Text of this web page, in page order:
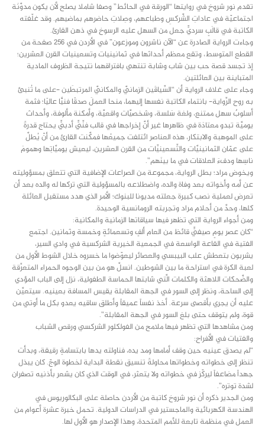
تقدم نور شروخ في روايتها “الورقة في الحائط” وصفا شاملا يصلح لأن يكون مدوَّنَة
اجتماعيّة في عاداتِ الشَّركسِ وطباعهم، وصِلاتِ حاضرهم بماضيهم. وقد غلّفته
الكاتبة في قالَبٍ سرديٍّ جعل من السهل عليه الرسوخ في ذهن القارئ.
وجاءت الرواية الصادرة عن “الآن ناشرون وموزعون” في الأردن في 256 صفحة من
القطع المتوسط، وتقع معظم أحداثها في ثمانينيات وتسعينيات القرن العشرين؛
إذ تجسد قصة حب بين شاب وشابة تنتهي بافتراقهما نتيجة الظروف المادية
المتباينة بين العائلتين.
وجاء على غلاف الرواية أن “السِّياقَين الزمانيَّ والمكانيَّ المرتبطَين -على ما تُنبئ
به روح الرِّواية- بانتماء الكاتبة نفسها إليهما، منحا العملَ صدقًا فنيًّا عاليًا؛ فثمة
أسلوبٌ سهل ممتنع، ولغة سَلسة، وشخصيَّات واقعيَّة، وأمكنة مألوفة، وأحداث
يوميَّة تبدو معتادَة في ظاهرها غير أنَّ إخراجها في قالب فنِّيٍّ أدبيٍّ يحتاج قدرةً
على الموهبة والابتكار، هذه العناصر ائتلفت جميعُها فمكَّنت القارئ من أنْ يُطلَّ
على عمّان الثمانينيَّات والتِّسعينيِّات من القرن العشرين، ليعيش يوميَّاتِها وهمومَ
ناسِها ودفءَ العلاقات في ما بينَهم”.
ويخوض مراد؛ بطل الرواية، مجموعة من الصراعات الإضافية التي تتعلق بمسؤوليته
عن أمه وأخواته بعد وفاة والده، واضطلاعه بالمسؤولية التي تركها له والده بعد أن
تعرض لعملية نصب كبيرة جعلته مديونا للبنوك؛ الأمر الذي هدد مستقبل العائلة
كلها، وحدَّ من أحلام مراد وتجربته الرومانسية الوحيدة.
ومن أجواء الرواية التي تظهر فيها سياقاتها الزمانية والمكانية:
“كان عصر يومٍ صيفيٍّ قائظ من العام ألفٍ وتسعمائةٍ وخمسة وثمانين. اجتمع
الفتية في القاعة الواسعة في الجمعية الخيرية الشركسية في وادي السير،
يشربون بتعطش علب البيبسي والعصائر ليعوّضوا ما خسروه خلال الشوط الأول من
لعبة الكرة في استراحة ما بين الشوطين. انسلَّ هو من بين الوجوه الحمراء المتعرِّقة
والضَّحكات اللاهثة والكلمات الَّتي شابتها الحماسة الطفولية، نزل إلى الباب المؤدي
إلى الساحة، ونظر إلى السور في الجهة المقابلة يقيس المسافة بعينيه. سيتعيَّن
عليه أن يجري بأقصى سرعة. أخذ نفساً عميقاً وأطلق ساقيه يعدو بكل ما أوتي من
قوة، ولم يتوقف حتى بلغ السور في الجهة المقابلة”.
ومن مشاهدها التي تظهر فيها ملامح من الفولكلور الشركسي ورقص الشباب
والفتيات في الأفراح:
“لم يصدق عينيه حين وقف أمامها ومد يده، فناولته يدها بابتسامةٍ رقيقة، وبدأت
تنظر إلى خطواته وخطواتها محاولةً تنسيق نقطة البداية لخطوة الوجّ. كان يبذل
جهداً مضاعفاً ليركّز في خطواته ولا يتعثر، في الوقت الذي كان يشعر بأذنيه تصفران
لشدة توتره”.
ومن الجدير ذكره أن نور شروخ كاتبة من الأردن حاصلة على البكالوريوس في
الهندسة الكهربائية والماجستير في الدراسات الدولية. تحمل خبرة عشرة أعوام من
العمل في منظمة تابعة للأمم المتحدة، وهذا الإصدار هو الأول لها.